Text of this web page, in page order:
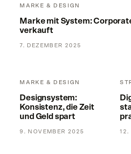
MARKE & DESIGN
Marke mit System:
verkauft
7. DEZEMBER 2025
MARKE & DESIGN
Designsystem:
Konsistenz, die Zeit
und Geld spart
9. NOVEMBER 2025 12.